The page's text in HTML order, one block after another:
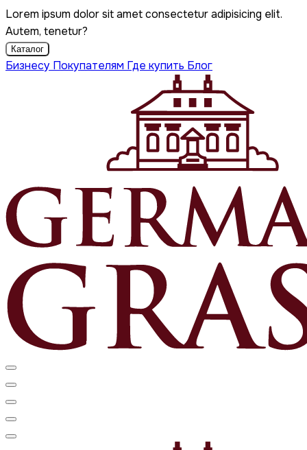
Lorem ipsum dolor sit amet consectetur adipisicing elit.
Autem, tenetur?
Каталог
Бизнесу Покупателям Где купить Блог